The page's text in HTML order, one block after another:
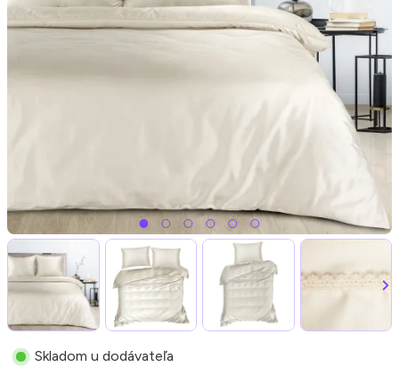
Skladom u dodávateľa